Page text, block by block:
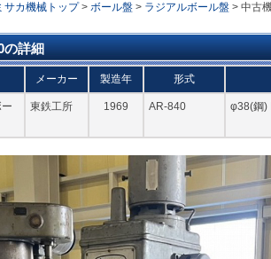
サカ機械トップ > ボール盤 > ラジアルボール盤 > 中古
の詳細
メーカー 製造年 形式
東鉄工所 1969 AR-840 φ38(鋼)